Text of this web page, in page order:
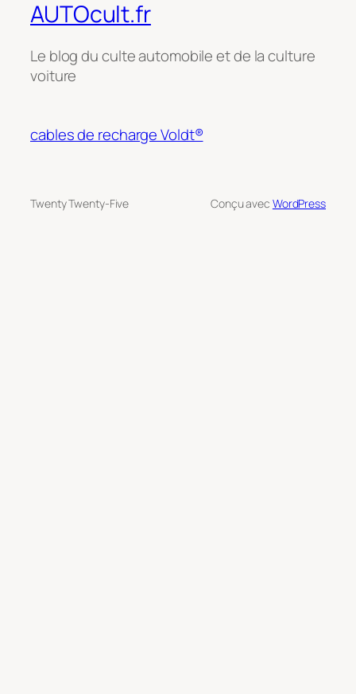
AUTOcult.fr
Le blog du culte automobile et de la culture
voiture
cables de recharge Voldt®
Twenty Twenty-Five Conçu avec WordPress